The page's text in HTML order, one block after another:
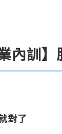
業內訓
對了